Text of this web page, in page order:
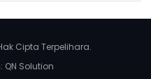
Cipta Terpelihara.
QN Solution